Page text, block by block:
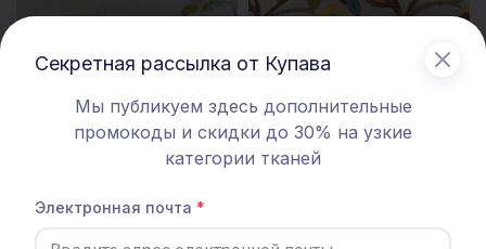
Ткань Дак Цифр.печать
"Рассветные мелодии" ш.1.8м,
770 руб.
Ткань Дак Цифр.печать "Вязаный
палисад", ш.1.8м, хлопок-65%, п/
Секретная рассылка от Купава
Мы публикуем здесь дополнительные
промокоды и скидки до 30% на узкие
категории тканей
Электронная почта